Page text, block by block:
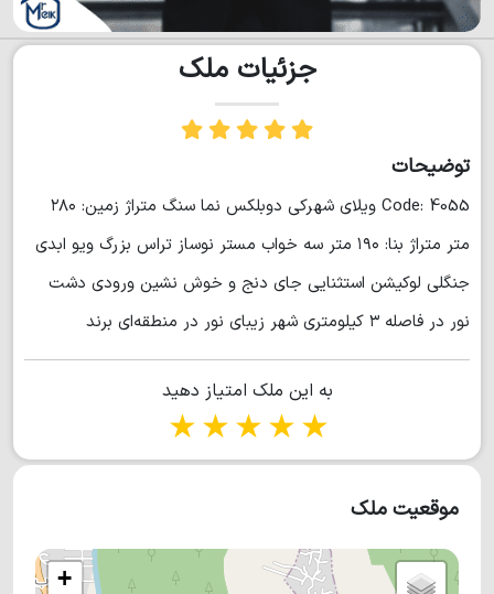
جزئیات ملک
توضیحات
Code: 4055 ویلای شهرکی دوبلکس نما سنگ متراژ زمین: ۲۸۰
متر متراژ بنا: ۱۹۰ متر سه خواب مستر نوساز تراس بزرگ ویو ابدی
جنگلی لوکیشن استثنایی جای دنج و خوش نشین ورودی دشت
نور در فاصله ۳ کیلومتری شهر زیبای نور در منطقه‌ای برند
به این ملک امتیاز دهید
5 stars
4 stars
3 stars
2 stars
موقعیت ملک
+